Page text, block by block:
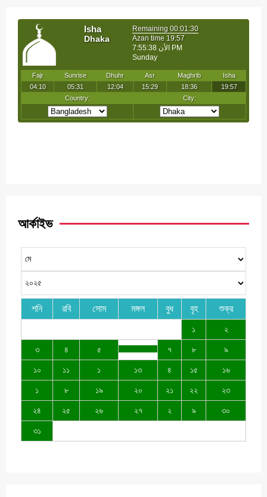
আর্কাইভ
শনি রবি সোম মঙ্গল বুধ বৃহ শুক্র
১ ২
৩ ৪ ৫ ৭ ৮ ৯
১০ ১১ ১ ১৩ ৪ ১৫ ১৬
১ ৮ ১৯ ২০ ২১ ২২ ২৩
২৪ ২৫ ২৬ ২৭ ২ ৯ ৩০
৩১